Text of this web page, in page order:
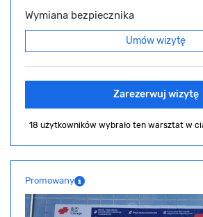
Wymiana bezpiecznika
Umów wizytę
Zarezerwuj wizytę
18 użytkowników wybrało ten warsztat w
Promowany